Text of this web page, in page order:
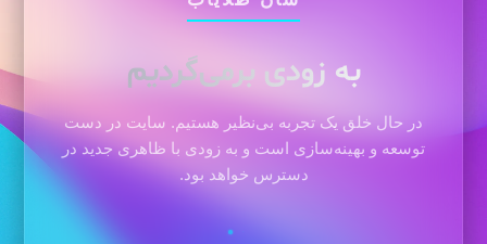
به زودی برمی‌گردیم
در حال خلق یک تجربه بی‌نظیر هستیم. سایت در دست
توسعه و بهینه‌سازی است و به زودی با ظاهری جدید در
دسترس خواهد بود.